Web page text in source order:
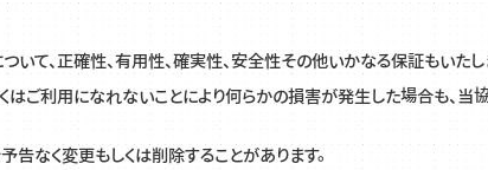
KPI報告
いて、正確性、有用性、確実性、安全性その他いかなる保証もいたし
はご利用になれないことにより何らかの損害が発生した場合も、当
告なく変更もしくは削除することがあります。